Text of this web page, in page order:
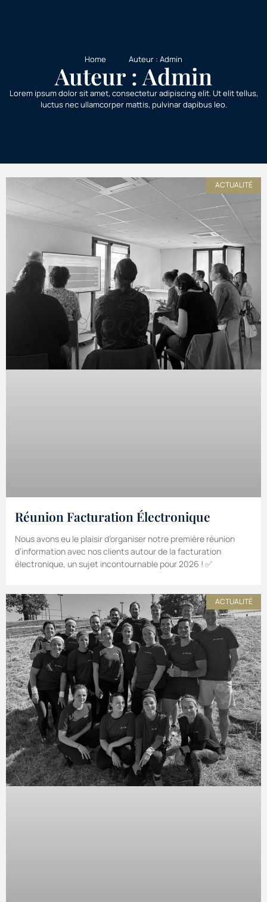
Home Auteur :Admin
Auteur :Admin
Lorem ipsum dolor sit amet, consectetur adipiscing elit. Ut elit tellus,
luctus nec ullamcorper mattis, pulvinar dapibus leo.
ACTUALITÉ
Réunion Facturation Électronique
Nous avons eu le plaisir d’organiser notre première réunion
d’information avec nos clients autour de la facturation
électronique, un sujet incontournable pour 2026 ! ✅
ACTUALITÉ